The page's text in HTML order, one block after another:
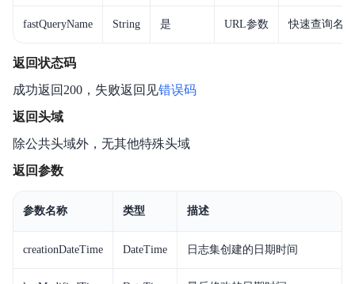
fastQueryName String 是 URL参数 快速查询名称
返回状态码
成功返回200，失败返回见错误码
返回头域
除公共头域外，无其他特殊头域
返回参数
参数名称 类型 描述
creationDateTime DateTime 日志集创建的日期时间